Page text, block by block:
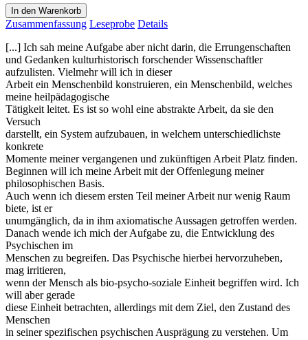
In den Warenkorb
Zusammenfassung Leseprobe Details
[...] Ich sah meine Aufgabe aber nicht darin, die Errungenschaften
und Gedanken kulturhistorisch forschender Wissenschaftler
aufzulisten. Vielmehr will ich in dieser
Arbeit ein Menschenbild konstruieren, ein Menschenbild, welches
meine heilpädagogische
Tätigkeit leitet. Es ist so wohl eine abstrakte Arbeit, da sie den
Versuch
darstellt, ein System aufzubauen, in welchem unterschiedlichste
konkrete
Momente meiner vergangenen und zukünftigen Arbeit Platz finden.
Beginnen will ich meine Arbeit mit der Offenlegung meiner
philosophischen Basis.
Auch wenn ich diesem ersten Teil meiner Arbeit nur wenig Raum
biete, ist er
unumgänglich, da in ihm axiomatische Aussagen getroffen werden.
Danach wende ich mich der Aufgabe zu, die Entwicklung des
Psychischen im
Menschen zu begreifen. Das Psychische hierbei hervorzuheben,
mag irritieren,
wenn der Mensch als bio-psycho-soziale Einheit begriffen wird. Ich
will aber gerade
diese Einheit betrachten, allerdings mit dem Ziel, den Zustand des
Menschen
in seiner spezifischen psychischen Ausprägung zu verstehen. Um